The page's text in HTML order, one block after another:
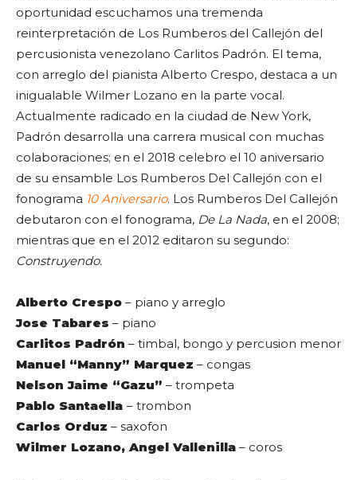
oportunidad escuchamos una tremenda
reinterpretación de Los Rumberos del Callejón del
percusionista venezolano Carlitos Padrón. El tema,
con arreglo del pianista Alberto Crespo, destaca a un
inigualable Wilmer Lozano en la parte vocal.
Actualmente radicado en la ciudad de New York,
Padrón desarrolla una carrera musical con muchas
colaboraciones; en el 2018 celebro el 10 aniversario
de su ensamble Los Rumberos Del Callejón con el
fonograma 10 Aniversario. Los Rumberos Del Callejón
debutaron con el fonograma, De La Nada, en el 2008;
mientras que en el 2012 editaron su segundo:
Construyendo.
Alberto Crespo – piano y arreglo
Jose Tabares – piano
Carlitos Padrón – timbal, bongo y percusion menor
Manuel “Manny” Marquez – congas
Nelson Jaime “Gazu” – trompeta
Pablo Santaella – trombon
Carlos Orduz – saxofon
Wilmer Lozano, Angel Vallenilla – coros